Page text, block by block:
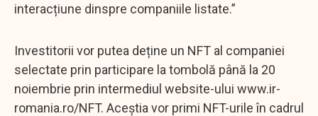
interacțiune dinspre companiile listate.”
Investitorii vor putea deține un NFT al companiei
selectate prin participare la tombolă până la 20
noiembrie prin intermediul website-ului www.ir-
romania.ro/NFT. Aceștia vor primi NFT-urile în cadrul